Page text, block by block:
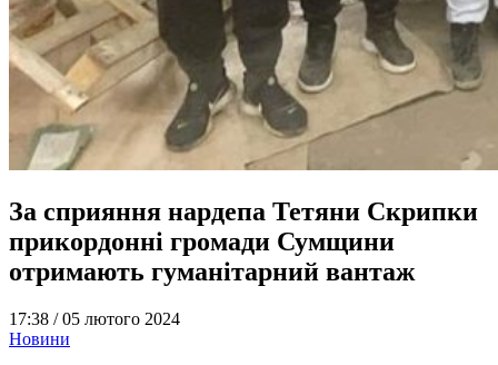
За сприяння нардепа Тетяни Скрипки
прикордонні громади Сумщини
отримають гуманітарний вантаж
17:38 /05 лютого 2024
Новини